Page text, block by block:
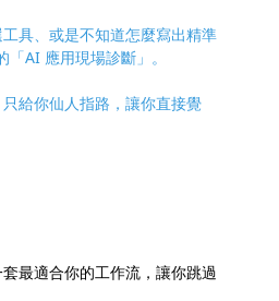
具、或是不知道怎麼寫出精準
AI 應用現場診斷」。
給你仙人指路，讓你直接覺
最適合你的工作流，讓你跳過